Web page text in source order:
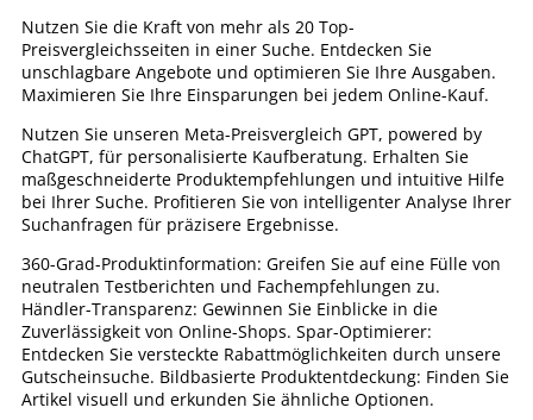
Nutzen Sie die Kraft von mehr als 20 Top-
Preisvergleichsseiten in einer Suche. Entdecken Sie
unschlagbare Angebote und optimieren Sie Ihre Ausgaben.
Maximieren Sie Ihre Einsparungen bei jedem Online-Kauf.
Nutzen Sie unseren Meta-Preisvergleich GPT, powered by
ChatGPT, für personalisierte Kaufberatung. Erhalten Sie
maßgeschneiderte Produktempfehlungen und intuitive Hilfe
bei Ihrer Suche. Profitieren Sie von intelligenter Analyse Ihrer
Suchanfragen für präzisere Ergebnisse.
360-Grad-Produktinformation: Greifen Sie auf eine Fülle von
neutralen Testberichten und Fachempfehlungen zu.
Händler-Transparenz: Gewinnen Sie Einblicke in die
Zuverlässigkeit von Online-Shops. Spar-Optimierer:
Entdecken Sie versteckte Rabattmöglichkeiten durch unsere
Gutscheinsuche. Bildbasierte Produktentdeckung: Finden Sie
Artikel visuell und erkunden Sie ähnliche Optionen.